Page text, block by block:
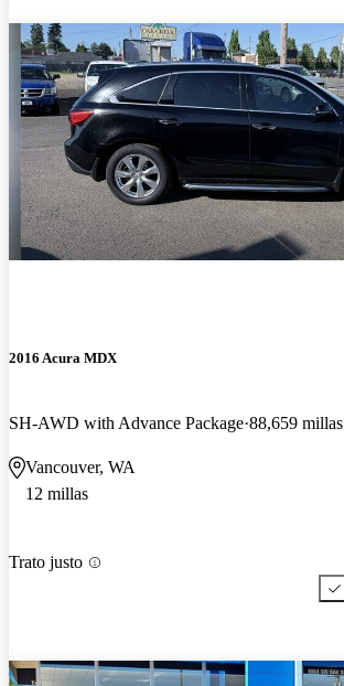
2016 Acura MDX
SH-AWD with Advance Package 88,659 millas
Vancouver, WA
12 millas
Trato justo